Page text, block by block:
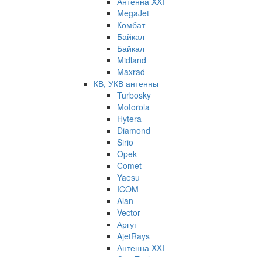
MegaJet
Комбат
Байкал
Байкал
Midland
Maxrad
КВ, УКВ антенны
Turbosky
Motorola
Hytera
Diamond
Sirio
Opek
Comet
Yaesu
ICOM
Alan
Vector
Аргут
AjetRays
Антенна XXI